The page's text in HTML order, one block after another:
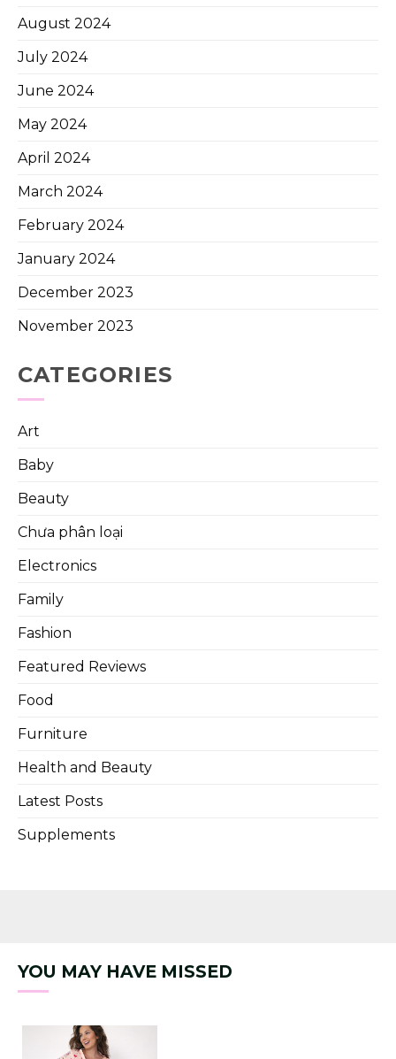
August 2024
July 2024
June 2024
May 2024
April 2024
March 2024
February 2024
January 2024
December 2023
November 2023
CATEGORIES
Art
Baby
Beauty
Chưa phân loại
Electronics
Family
Fashion
Featured Reviews
Food
Furniture
Health and Beauty
Latest Posts
Supplements
YOU MAY HAVE MISSED